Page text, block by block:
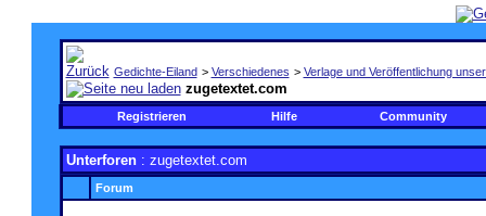
Gedichte-Eiland > Verschiedenes > Verlage und Veröffentlichung
zugetextet.com
Registrieren Hilfe Community
Unterforen: zugetextet.com
Forum